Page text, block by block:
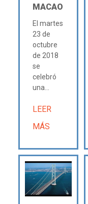
MACAO
El martes
23 de
octubre
de 2018
se
celebró
una...
LEER
MÁS